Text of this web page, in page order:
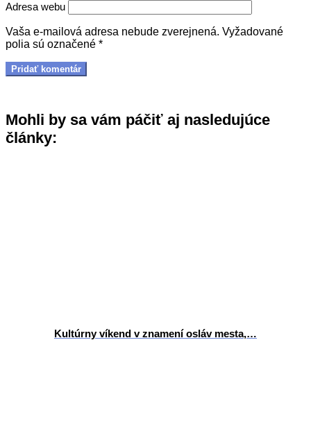
Adresa webu
Vaša e-mailová adresa nebude zverejnená. Vyžadované
polia sú označené *
Mohli by sa vám páčiť aj nasledujúce
články:
Kultúrny víkend v znamení osláv mesta,…